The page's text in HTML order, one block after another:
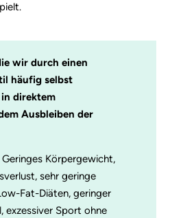
wir durch einen
häufig selbst
direktem
Ausbleiben der
Körpergewicht,
sehr geringe
Fat-Diäten, geringer
exzessiver Sport ohne